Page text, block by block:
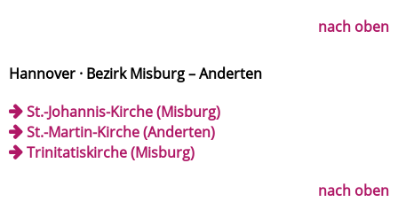
nach oben
Hannover · Bezirk Misburg – Anderten
St.-Johannis-Kirche (Misburg)
St.-Martin-Kirche (Anderten)
Trinitatiskirche (Misburg)
nach oben